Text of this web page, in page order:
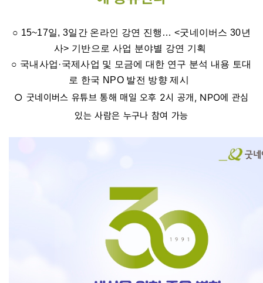
○ 15~17일, 3일간 온라인 강연 진행… <굿네이버스 30년
사> 기반으로 사업 분야별 강연 기획
○ 국내사업·국제사업 및 모금에 대한 연구 분석 내용 토대
로 한국 NPO 발전 방향 제시
○ 굿네이버스 유튜브 통해 매일 오후 2시 공개, NPO에 관심
있는 사람은 누구나 참여 가능